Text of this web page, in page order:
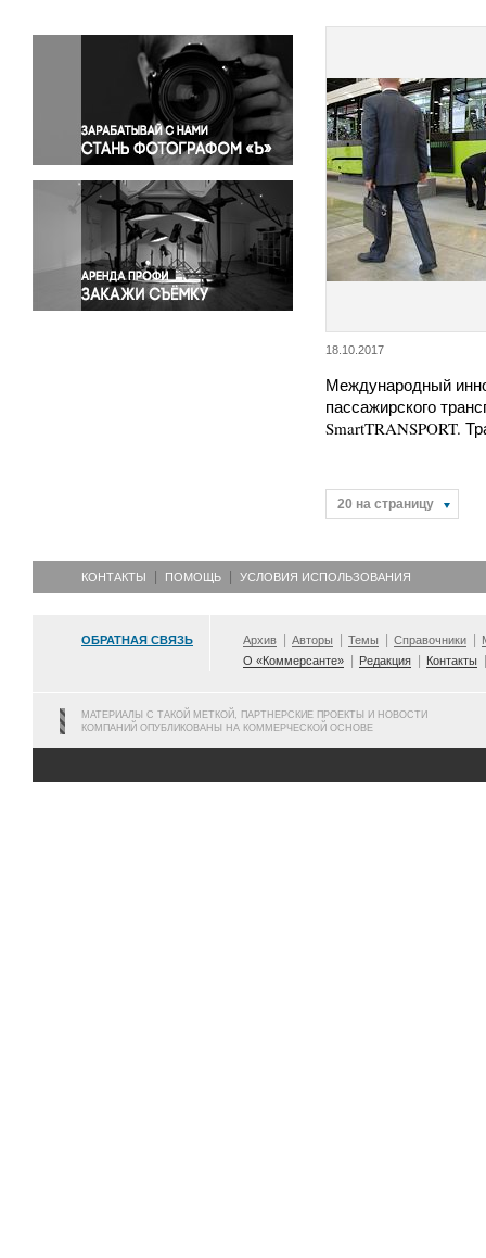
Окружающая среда
Политика
Правосудие
Происшествия и конфликты
Религия
Светская жизнь
Спорт
Экология
Экономика и бизнес
18.10.2017
Международный
пассажирского
SmartTRANSPORT.
20 на страницу
КОНТАКТЫ ПОМОЩЬ УСЛОВИЯ ИСПОЛЬЗОВАНИЯ
ОБРАТНАЯ СВЯЗЬ Архив Авторы Темы Справочники
О «Коммерсанте»
Редакция Контакты
МАТЕРИАЛЫ С ТАКОЙ МЕТКОЙ, ПАРТНЕРСКИЕ ПРОЕКТЫ И НОВОСТИ
КОМПАНИЙ ОПУБЛИКОВАНЫ НА КОММЕРЧЕСКОЙ ОСНОВЕ